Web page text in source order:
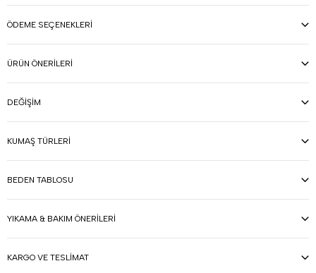
ÖDEME SEÇENEKLERI
ÜRÜN ÖNERILERI
DEĞIŞIM
KUMAŞ TÜRLERI
BEDEN TABLOSU
YIKAMA & BAKIM ÖNERILERI
KARGO VE TESLIMAT